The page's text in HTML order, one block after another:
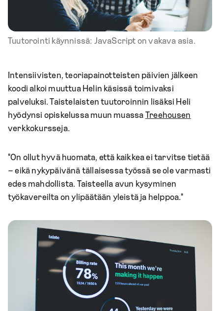
Tuutorointi käynnissä: JavaScript on vakava asia.
Intensiivisten, teoriapainotteisten päivien jälkeen
koodi alkoi muuttua Helin käsissä toimivaksi
palveluksi. Taistelaisten tuutoroinnin lisäksi Heli
hyödynsi opiskelussa muun muassa Treehousen
verkkokursseja.
"On ollut hyvä huomata, että kaikkea ei tarvitse tietää
– eikä nykypäivänä tällaisessa työssä se ole varmasti
edes mahdollista. Taisteella avun kysyminen
työkavereilta on ylipäätään yleistä ja helppoa."